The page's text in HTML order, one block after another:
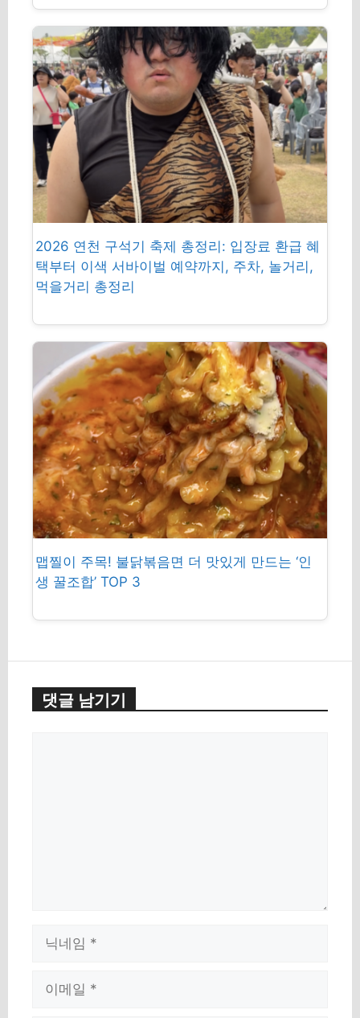
2026 연천 구석기 축제 총정리: 입장료 환급 혜
택부터 이색 서바이벌 예약까지, 주차, 놀거리,
먹을거리 총정리
맵찔이 주목! 불닭볶음면 더 맛있게 만드는 ‘인
생 꿀조합’ TOP 3
댓글 남기기